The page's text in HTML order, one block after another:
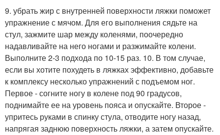
9. убрать жир с внутренней поверхности ляжки поможет
упражнение с мячом. Для его выполнения сядьте на
стул, зажмите шар между коленями, поочередно
надавливайте на него ногами и разжимайте колени.
Выполните 2-3 подхода по 10-15 раз. 10. В том случае,
если вы хотите похудеть в ляжках эффективно, добавьте
к комплексу несколько упражнений с подъемом ног.
Первое - согните ногу в колене под 90 градусов,
поднимайте ее на уровень пояса и опускайте. Второе -
упритесь руками в спинку стула, отводите ногу назад,
напрягая заднюю поверхность ляжки, а затем опускайте.